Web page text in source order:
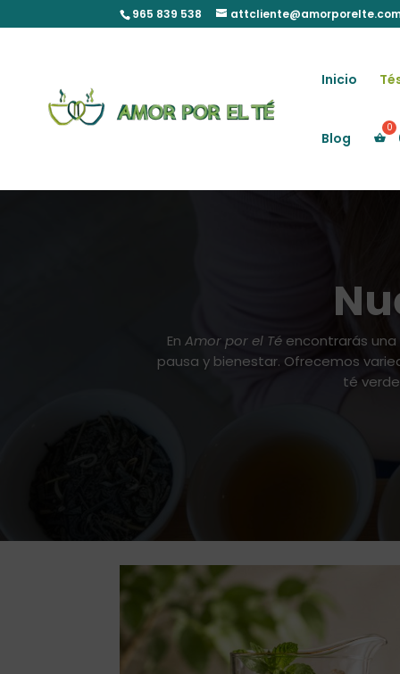
965 839 538
Inicio
Blog
En Amor por el Té encontrarás
pausa y bienestar. Ofrecemos
té